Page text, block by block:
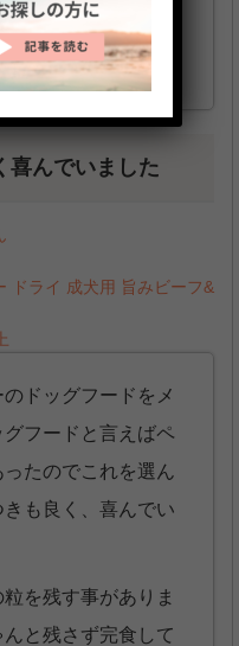
たのでこのドッグ
た。
喜んでいました
ドライ 成犬用 旨みビーフ&
ドッグフードをメ
フードと言えばペ
たのでこれを選ん
も良く、喜んでい
を残す事がありま
と残さず完食して